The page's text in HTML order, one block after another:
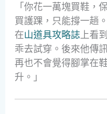
「你花一萬塊買鞋，
買護踝，只能撐一趟
在山道具攻略誌上看
乖去試穿。後來他傳
再也不會覺得腳掌在
升。」